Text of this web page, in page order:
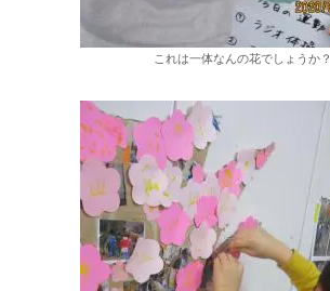
これは一体なんの花でしょうか？